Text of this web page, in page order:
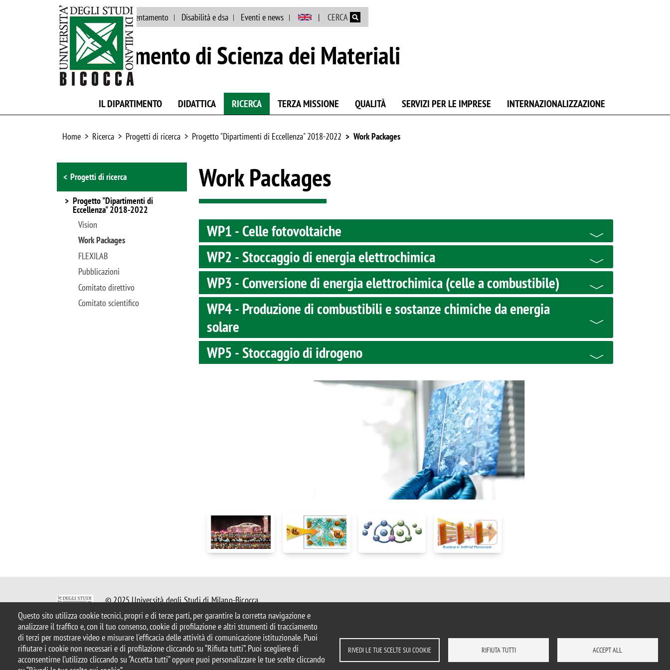
Salta al contenuto principale
Questo sito utilizza cookie tecnici, propri e di terze parti, per garantire la corretta navigazione e
analizzare il traffico e, con il tuo consenso, cookie di profilazione e altri strumenti di tracciamento
di terzi per mostrare video e misurare l'efficacia delle attività di comunicazione istituzionale. Puoi
rifiutare i cookie non necessari e di profilazione cliccando su “Rifiuta tutti”. Puoi scegliere di
acconsentirne l’utilizzo cliccando su “Accetta tutti” oppure puoi personalizzare le tue scelte cliccando
RIVEDI LE TUE SCELTE SUI COOKIE RIFIUTA TUTTI ACCEPT ALL
Ateneo Staff Orientamento Disabilità e dsa Eventi e news CERCA
Dipartimento di Scienza dei Materiali
IL DIPARTIMENTO DIDATTICA RICERCA TERZA MISSIONE QUALITÀ SERVIZI PER LE IMPRESE INTERNAZIONALIZZAZIONE
Home Ricerca Progetti di ricerca Progetto "Dipartimenti di Eccellenza" 2018-2022 Work Packages
Browse the section
Progetti di ricerca
Progetto "Dipartimenti di
Eccellenza" 2018-2022
Vision
Work Packages
FLEXILAB
Pubblicazioni
Comitato direttivo
Comitato scientifico
Work Packages
WP1 - Celle fotovoltaiche
WP2 - Stoccaggio di energia elettrochimica
WP3 - Conversione di energia elettrochimica (celle a combustibile)
WP4 - Produzione di combustibili e sostanze chimiche da energia
solare
WP5 - Stoccaggio di idrogeno
© 2025 Università degli Studi di Milano-Bicocca
Piazza dell'Ateneo Nuovo, 1 - 20126, Milano
Casella PEC:ateneo.bicocca@pec.unimib.it
P.I. 12621570154 |redazioneweb.mater@unimib.it
Note legali Privacy e cookie policy Amministrazione trasparente Dichiarazione di accessibilità
DOVE SIAMO MAPPA DEL SITO CONTATTI